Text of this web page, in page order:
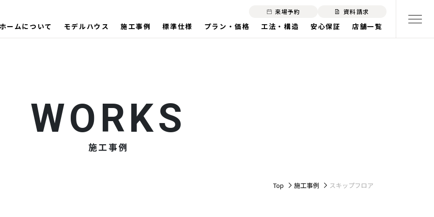
来場予約 資料請求
ームについて モデルハウス 施工事例 標準仕様 プラン・価格 工法・構造 安心保証 店舗一覧
施工事例
Top 施工事例 スキップフロア